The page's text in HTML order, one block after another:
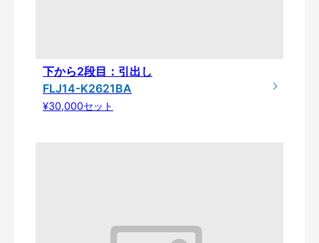
下から2段目：引出し
FLJ14-K2621BA
¥30,000セット